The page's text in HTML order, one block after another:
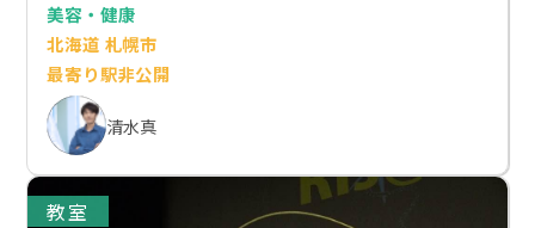
美容・健康
北海道 札幌市
最寄り駅非公開
清水真
教室